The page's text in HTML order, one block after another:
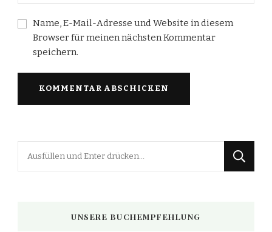
Name, E-Mail-Adresse und Website in diesem
Browser für meinen nächsten Kommentar
speichern.
UNSERE BUCHEMPFEHLUNG